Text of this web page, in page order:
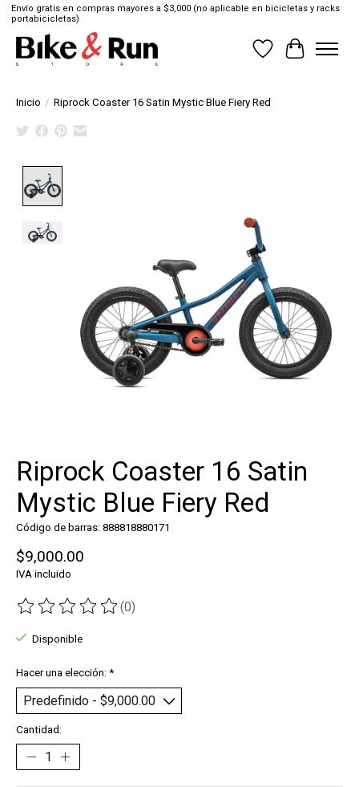
Envío gratis en compras mayores a $3,000 (no aplicable en bicicletas y racks
portabicicletas)
Lista de deseos
Cesta
Inicio / Riprock Coaster 16 Satin Mystic Blue Fiery Red
Riprock Coaster 16 Satin
Mystic Blue Fiery Red
Código de barras: 888818880171
$9,000.00
IVA incluido
The rating of this product is
(0)
Disponible
Hacer una elección: *
Cantidad: